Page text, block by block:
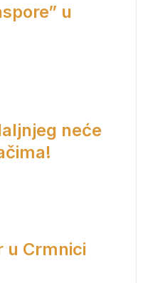
u
neće
u Crmnici